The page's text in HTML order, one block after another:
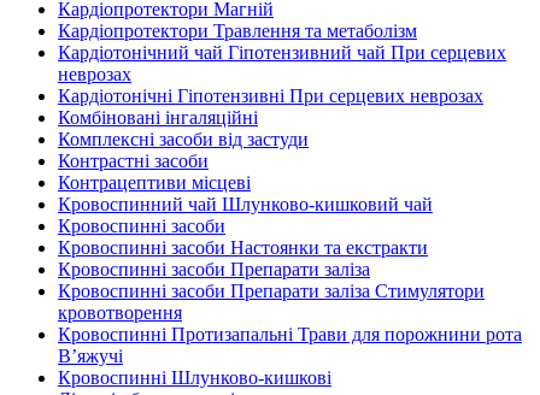
Кардіопротектори Магній
Кардіопротектори Травлення та метаболізм
Кардіотонічний чай Гіпотензивний чай При серцевих
неврозах
Кардіотонічні Гіпотензивні При серцевих неврозах
Комбіновані інгаляційні
Комплексні засоби від застуди
Контрастні засоби
Контрацептиви місцеві
Кровоспинний чай Шлунково-кишковий чай
Кровоспинні засоби
Кровоспинні засоби Настоянки та екстракти
Кровоспинні засоби Препарати заліза
Кровоспинні засоби Препарати заліза Стимулятори
кровотворення
Кровоспинні Протизапальні Трави для порожнини рота
В’яжучі
Кровоспинні Шлунково-кишкові